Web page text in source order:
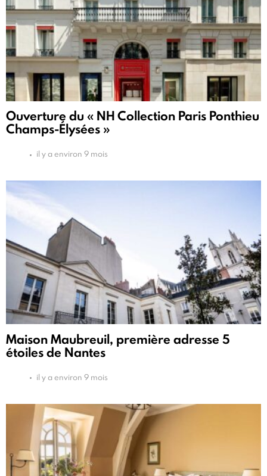
Ouverture du « NH Collection Paris Ponthieu
Champs-Élysées »
il y a environ 9 mois
Maison Maubreuil, première adresse 5
étoiles de Nantes
il y a environ 9 mois